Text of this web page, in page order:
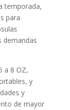
temporada,
para
demandas
a 8 OZ,
y
y
de mayor